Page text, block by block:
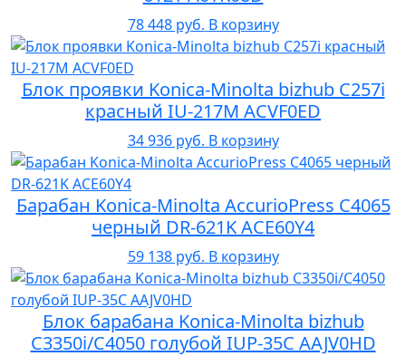
78 448 руб. В корзину
Блок проявки Konica-Minolta bizhub C257i
красный IU-217M ACVF0ED
34 936 руб. В корзину
Барабан Konica-Minolta AccurioPress C4065
черный DR-621K ACE60Y4
59 138 руб. В корзину
Блок барабана Konica-Minolta bizhub
C3350i/C4050 голубой IUP-35C AAJV0HD